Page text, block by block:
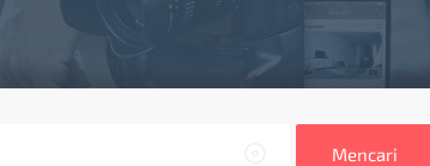
Mencari